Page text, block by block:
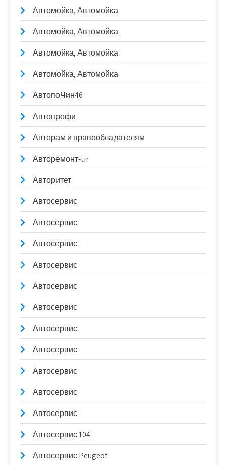
Автомойка, Автомойка
Автомойка, Автомойка
Автомойка, Автомойка
Автомойка, Автомойка
АвтопоЧин46
Автопрофи
Авторам и правообладателям
Авторемонт-tir
Авторитет
Автосервис
Автосервис
Автосервис
Автосервис
Автосервис
Автосервис
Автосервис
Автосервис
Автосервис
Автосервис
Автосервис
Автосервис 104
Автосервис Peugeot